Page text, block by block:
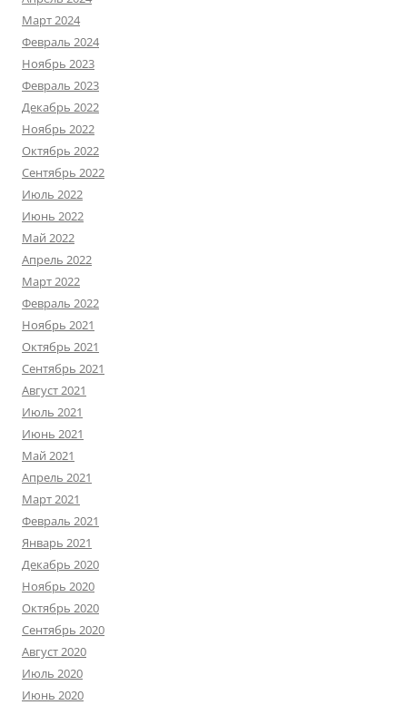
Март 2024
Февраль 2024
Ноябрь 2023
Февраль 2023
Декабрь 2022
Ноябрь 2022
Октябрь 2022
Сентябрь 2022
Июль 2022
Июнь 2022
Май 2022
Апрель 2022
Март 2022
Февраль 2022
Ноябрь 2021
Октябрь 2021
Сентябрь 2021
Август 2021
Июль 2021
Июнь 2021
Май 2021
Апрель 2021
Март 2021
Февраль 2021
Январь 2021
Декабрь 2020
Ноябрь 2020
Октябрь 2020
Сентябрь 2020
Август 2020
Июль 2020
Июнь 2020